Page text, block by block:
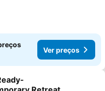
Ver preços
aos favoritos